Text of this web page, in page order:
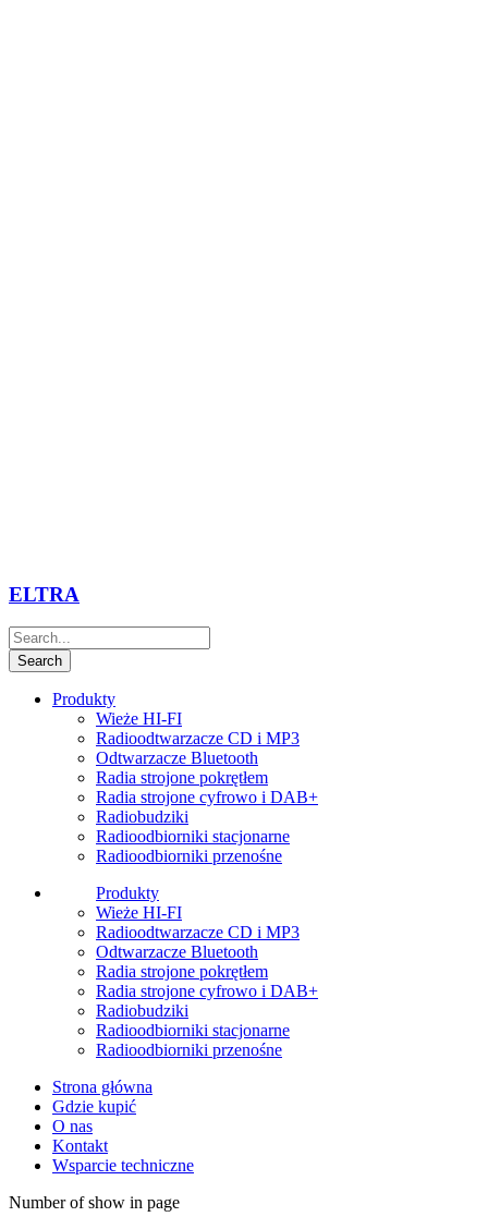
ELTRA
Produkty
Wieże HI-FI
Radioodtwarzacze CD i MP3
Odtwarzacze Bluetooth
Radia strojone pokrętłem
Radia strojone cyfrowo i DAB+
Radiobudziki
Radioodbiorniki stacjonarne
Radioodbiorniki przenośne
Produkty
Wieże HI-FI
Radioodtwarzacze CD i MP3
Odtwarzacze Bluetooth
Radia strojone pokrętłem
Radia strojone cyfrowo i DAB+
Radiobudziki
Radioodbiorniki stacjonarne
Radioodbiorniki przenośne
Strona główna
Gdzie kupić
O nas
Kontakt
Wsparcie techniczne
Number of show in page